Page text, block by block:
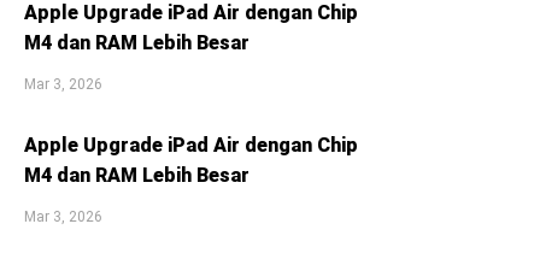
Apple Upgrade iPad Air dengan Chip
M4 dan RAM Lebih Besar
Mar 3, 2026
Apple Upgrade iPad Air dengan Chip
M4 dan RAM Lebih Besar
Mar 3, 2026